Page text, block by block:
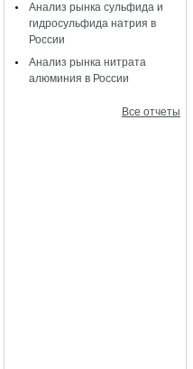
Анализ рынка сульфида и
гидросульфида натрия в
России
Анализ рынка нитрата
алюминия в России
Все отчеты